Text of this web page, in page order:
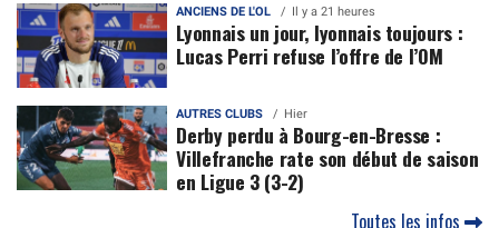
ANCIENS DE L'OL Il y a 21 heures
Lyonnais un jour, lyonnais toujours :
Lucas Perri refuse l’offre de l’OM
AUTRES CLUBS Hier
Derby perdu à Bourg-en-Bresse :
Villefranche rate son début de saison
en Ligue 3 (3-2)
Toutes les infos